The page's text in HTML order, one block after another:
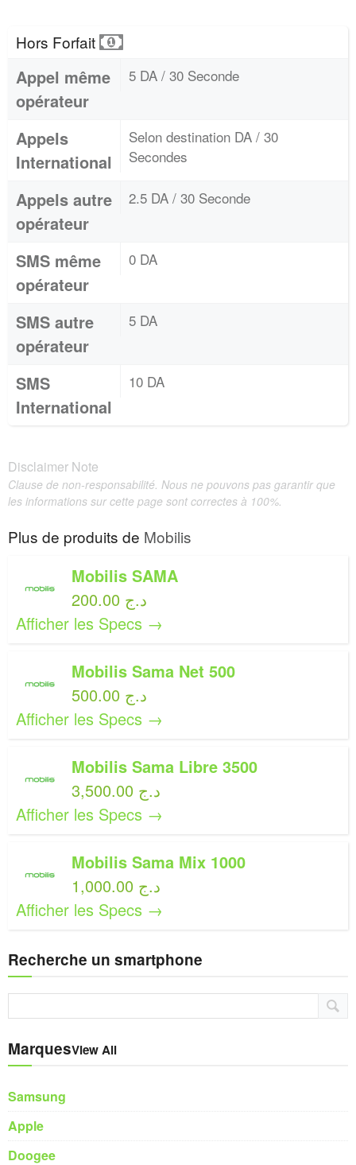
Hors Forfait
Appel même
opérateur
5 DA / 30 Seconde
Appels
International
Selon destination DA / 30
Secondes
Appels autre
opérateur
2.5 DA / 30 Seconde
SMS même
opérateur
0 DA
SMS autre
opérateur
5 DA
SMS
International
10 DA
Disclaimer Note
Clause de non-responsabilité. Nous ne pouvons pas garantir que
les informations sur cette page sont correctes à 100%.
Plus de produits de Mobilis
Mobilis SAMA
200.00 د.ج
Afficher les Specs →
Mobilis Sama Net 500
500.00 د.ج
Afficher les Specs →
Mobilis Sama Libre 3500
3,500.00 د.ج
Afficher les Specs →
Mobilis Sama Mix 1000
1,000.00 د.ج
Afficher les Specs →
Recherche un smartphone
MarquesView All
Samsung
Apple
Doogee